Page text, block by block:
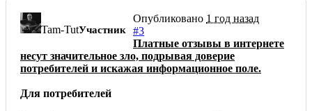
Tam-TutУчастник
Опубликовано 1 год назад
#3
Платные отзывы в интернете
несут значительное зло, подрывая доверие
потребителей и искажая информационное поле.
Для потребителей